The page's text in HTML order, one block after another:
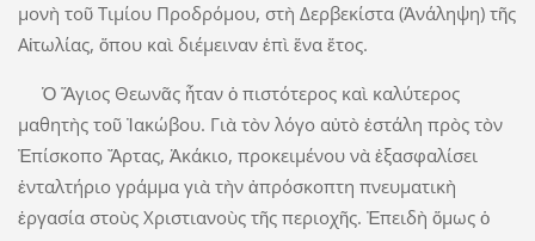
μονὴ τοῦ Τιμίου Προδρόμου, στὴ Δερβεκίστα (Ἀνάληψη) τῆς
Αἰτωλίας, ὅπου καὶ διέμειναν ἐπὶ ἕνα ἔτος.
Ὁ Ἅγιος Θεωνᾶς ἦταν ὁ πιστότερος καὶ καλύτερος
μαθητὴς τοῦ Ἰακώβου. Γιὰ τὸν λόγο αὐτὸ ἐστάλη πρὸς τὸν
Ἐπίσκοπο Ἄρτας, Ἀκάκιο, προκειμένου νὰ ἐξασφαλίσει
ἐνταλτήριο γράμμα γιὰ τὴν ἀπρόσκοπτη πνευματικὴ
ἐργασία στοὺς Χριστιανοὺς τῆς περιοχῆς. Ἐπειδὴ ὅμως ὁ